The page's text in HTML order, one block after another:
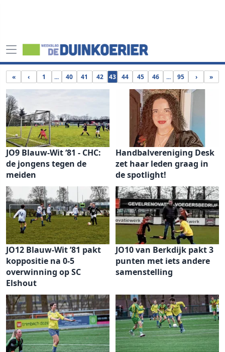
« ‹ 1 ... 40 41 42 43 44 45 46 ... 95 › »
JO9 Blauw-Wit ‘81 - CHC:
de jongens tegen de
meiden
Handbalvereniging Desk
zet haar leden graag in
de spotlight!
JO12 Blauw-Wit ’81 pakt
koppositie na 0-5
overwinning op SC
Elshout
JO10 van Berkdijk pakt 3
punten met iets andere
samenstelling